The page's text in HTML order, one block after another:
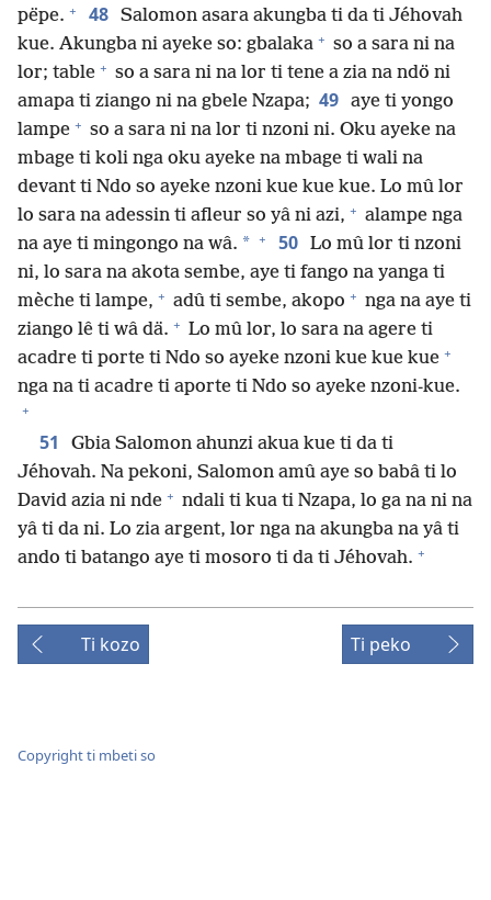
pëpe. + 48 Salomon asara akungba ti da ti Jéhovah
kue. Akungba ni ayeke so: gbalaka + so a sara ni na
lor; table + so a sara ni na lor ti tene a zia na ndö ni
amapa ti ziango ni na gbele Nzapa; 49 aye ti yongo
lampe + so a sara ni na lor ti nzoni ni. Oku ayeke na
mbage ti koli nga oku ayeke na mbage ti wali na
devant ti Ndo so ayeke nzoni kue kue kue. Lo mû lor
lo sara na adessin ti afleur so yâ ni azi, + alampe nga
na aye ti mingongo na wâ. * + 50 Lo mû lor ti nzoni
ni, lo sara na akota sembe, aye ti fango na yanga ti
mèche ti lampe, + adû ti sembe, akopo + nga na aye ti
ziango lê ti wâ dä. + Lo mû lor, lo sara na agere ti
acadre ti porte ti Ndo so ayeke nzoni kue kue kue +
nga na ti acadre ti aporte ti Ndo so ayeke nzoni-kue.
+
51
Gbia Salomon ahunzi akua kue ti da ti
Jéhovah. Na pekoni, Salomon amû aye so babâ ti lo
David azia ni nde + ndali ti kua ti Nzapa, lo ga na ni na
yâ ti da ni. Lo zia argent, lor nga na akungba na yâ ti
ando ti batango aye ti mosoro ti da ti Jéhovah. +
Ti kozo Ti peko
Copyright ti mbeti so